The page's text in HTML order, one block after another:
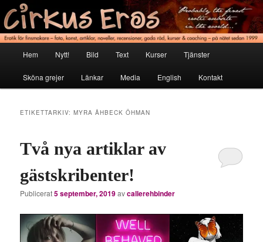
Hoppa
till
primärt
innehåll
Hoppa
till
sekundärt
innehållCirkus Eros
Erotik för finsmakare
Hem Nytt! Bild Text Kurser Tjänster
Sköna grejer Länkar Media English Kontakt
ETIKETTARKIV:MYRA ÅHBECK ÖHMAN
Två nya artiklar av
gästskribenter!
Publicerat5 september, 2019avcallerehbinder